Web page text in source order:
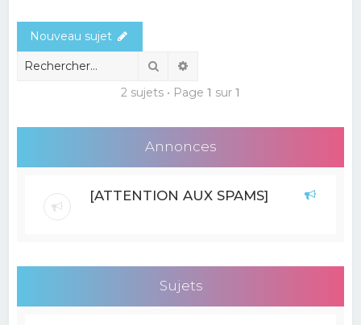
r
Nouveau sujet
Rechercher
2 sujets • Page 1 sur 1
Annonces
[ATTENTION AUX SPAMS]
Sujets